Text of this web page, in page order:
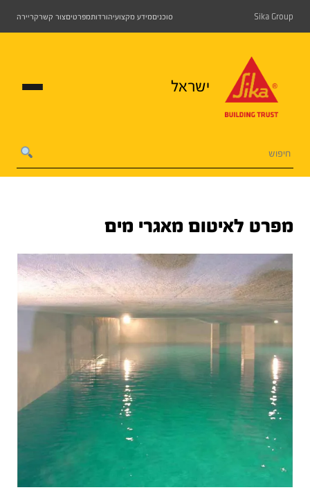
Sika Group סוכניםמידע מקצועיהורדותמפרטיםצור קשרקריירה
ישראל
מפרט לאיטום מאגרי מים